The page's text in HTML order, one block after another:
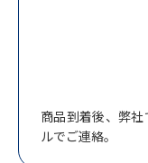
商品到着後、弊
ルでご連絡。